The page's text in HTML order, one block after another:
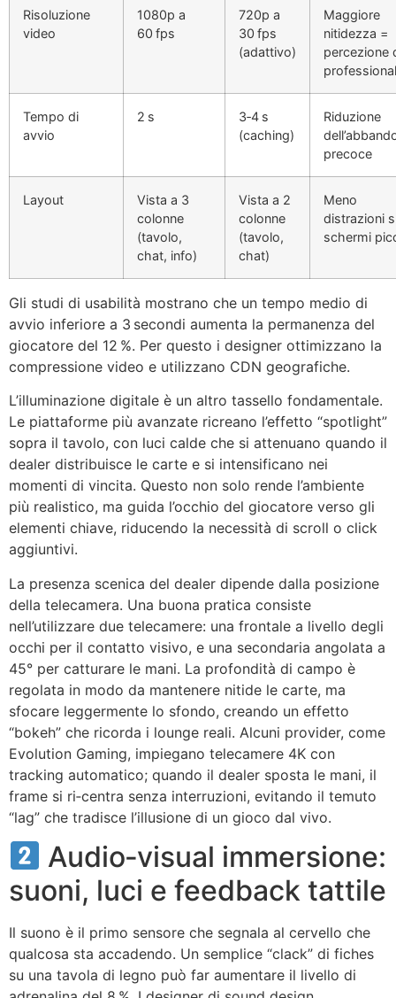
Risoluzione
video
1080p a
60 fps
720p a
30 fps
(adattivo)
Maggiore
nitidezza =
percezione
Tempo di
avvio
2 s
3‑4 s
(caching)
Riduzione
precoce
Layout
Vista a 3
colonne
(tavolo,
chat, info)
Vista a 2
colonne
(tavolo,
chat)
Meno
distrazioni
schermi
Gli studi di usabilità mostrano che un tempo medio di
avvio inferiore a 3 secondi aumenta la permanenza del
giocatore del 12 %. Per questo i designer ottimizzano la
compressione video e utilizzano CDN geografiche.
L’illuminazione digitale è un altro tassello fondamentale.
Le piattaforme più avanzate ricreano l’effetto “spotlight”
sopra il tavolo, con luci calde che si attenuano quando il
dealer distribuisce le carte e si intensificano nei
momenti di vincita. Questo non solo rende l’ambiente
più realistico, ma guida l’occhio del giocatore verso gli
elementi chiave, riducendo la necessità di scroll o click
aggiuntivi.
La presenza scenica del dealer dipende dalla posizione
della telecamera. Una buona pratica consiste
nell’utilizzare due telecamere: una frontale a livello degli
occhi per il contatto visivo, e una secondaria angolata a
45° per catturare le mani. La profondità di campo è
regolata in modo da mantenere nitide le carte, ma
sfocare leggermente lo sfondo, creando un effetto
“bokeh” che ricorda i lounge reali. Alcuni provider, come
Evolution Gaming, impiegano telecamere 4K con
tracking automatico; quando il dealer sposta le mani, il
frame si ri‑centra senza interruzioni, evitando il temuto
“lag” che tradisce l’illusione di un gioco dal vivo.
Audio‑visual immersione:
suoni, luci e feedback tattile
Il suono è il primo sensore che segnala al cervello che
qualcosa sta accadendo. Un semplice “clack” di fiches
su una tavola di legno può far aumentare il livello di